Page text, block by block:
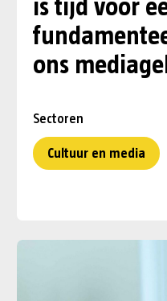
is tijd voor
ons
Sectoren
Cultuur en media